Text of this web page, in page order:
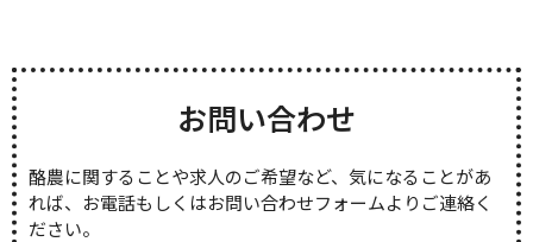
お問い合わせ
酪農に関することや求人のご希望など、気になることがあ
れば、お電話もしくはお問い合わせフォームよりご連絡く
ださい。